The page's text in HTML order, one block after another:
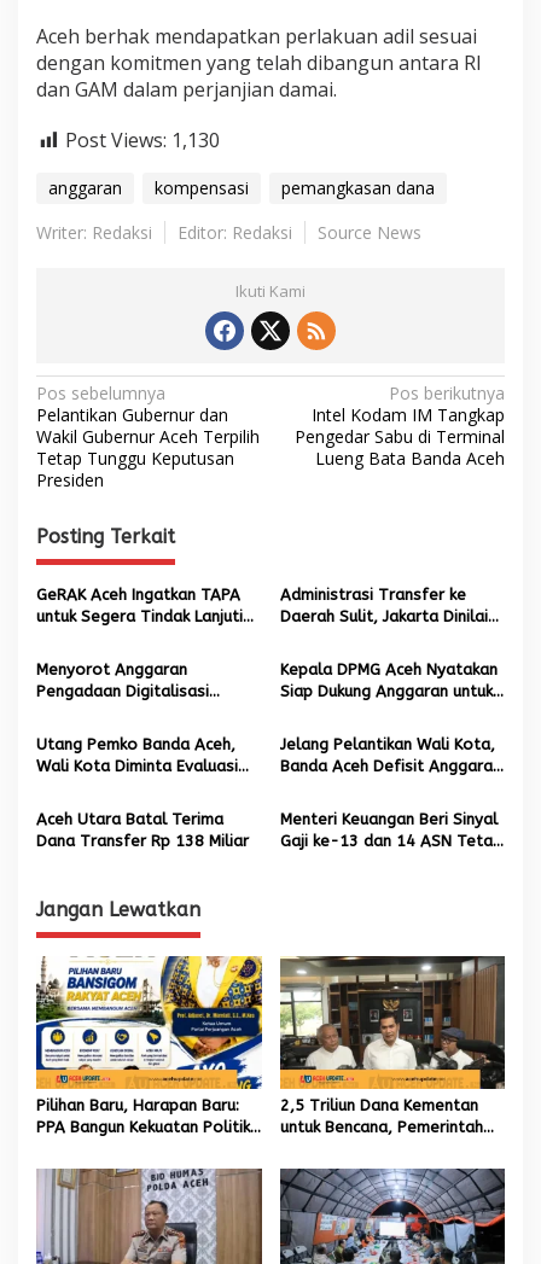
Aceh berhak mendapatkan perlakuan adil sesuai
dengan komitmen yang telah dibangun antara RI
dan GAM dalam perjanjian damai.
Post Views: 1,130
anggaran kompensasi
pemangkasan dana
Writer: Redaksi
Editor: Redaksi Source News
Ikuti Kami
N
a
v
g
a
s
p
o
s
Pos sebelumnya
Pelantikan Gubernur dan
Wakil Gubernur Aceh Terpilih
Tetap Tunggu Keputusan
Presiden
Pos berikutnya
Intel Kodam IM Tangkap
Pengedar Sabu di Terminal
Lueng Bata Banda Aceh
Posting Terkait
GeRAK Aceh Ingatkan TAPA
untuk Segera Tindak Lanjuti
Kemendagri
Administrasi Transfer ke
Daerah Sulit, Jakarta Dinilai
Menyorot Anggaran
Pengadaan Digitalisasi
Aceh
Kepala DPMG Aceh Nyatakan
Siap Dukung Anggaran untuk
Utang Pemko Banda Aceh,
Wali Kota Diminta Evaluasi
Jelang Pelantikan Wali Kota,
Banda Aceh Defisit Anggaran
Terutang Rp49 Miliar
Aceh Utara Batal Terima
Dana Transfer Rp 138 Miliar
Menteri Keuangan Beri Sinyal
Gaji ke-13 dan 14 ASN Tetap
Jangan Lewatkan
Pilihan Baru, Harapan Baru:
PPA Bangun Kekuatan Politik
2,5 Triliun Dana Kementan
untuk Bencana, Pemerintah